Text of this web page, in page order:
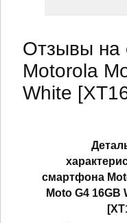
Отзывы на
Motorola
White
смартфонa
Moto G4 16GB